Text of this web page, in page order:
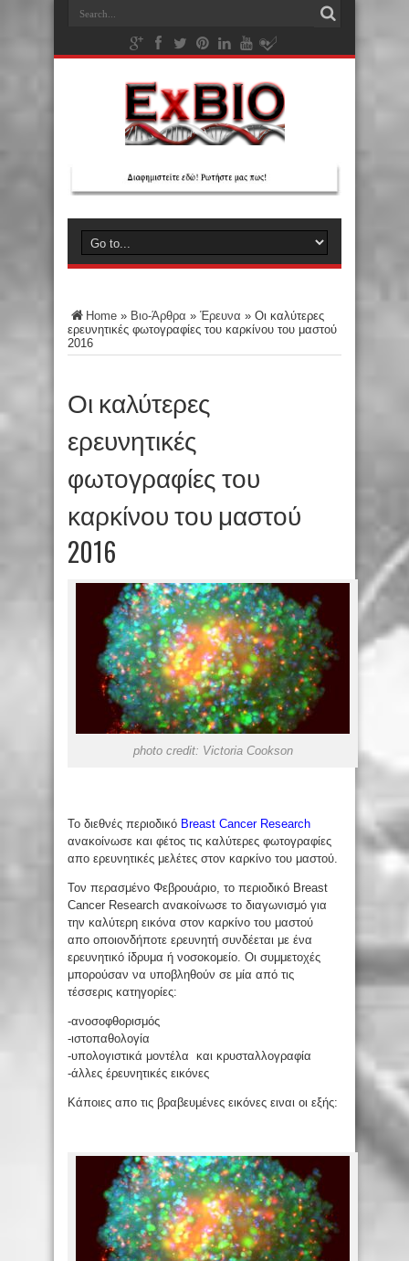
Home » Βιο-Άρθρα » Έρευνα » Οι καλύτερες
ερευνητικές φωτογραφίες του καρκίνου του μαστού
2016
Οι καλύτερες
ερευνητικές
φωτογραφίες του
καρκίνου του μαστού
2016
photo credit: Victoria Cookson
Το διεθνές περιοδικό Breast Cancer Research
ανακοίνωσε και φέτος τις καλύτερες φωτογραφίες
απο ερευνητικές μελέτες στον καρκίνο του μαστού.
Τον περασμένο Φεβρουάριο, το περιοδικό Breast
Cancer Research ανακοίνωσε το διαγωνισμό για
την καλύτερη εικόνα στον καρκίνο του μαστού
απο οποιονδήποτε ερευνητή συνδέεται με ένα
ερευνητικό ίδρυμα ή νοσοκομείο. Οι συμμετοχές
μπορούσαν να υποβληθούν σε μία από τις
τέσσερις κατηγορίες:
-ανοσοφθορισμός
-ιστοπαθολογία
-υπολογιστικά μοντέλα και κρυσταλλογραφία
-άλλες έρευνητικές εικόνες
Κάποιες απο τις βραβευμένες εικόνες ειναι οι εξής: